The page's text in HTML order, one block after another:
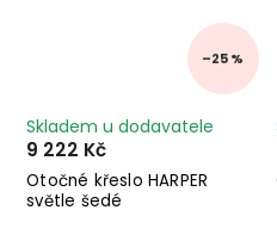
–25 %
Otočné křeslo HARPER
světle šedé
Skladem u dodavatele
9 222 Kč